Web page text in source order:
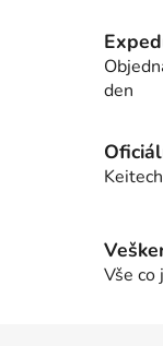
den
Vše co